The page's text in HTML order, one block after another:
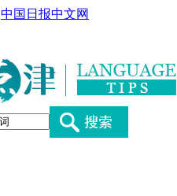
中国日报中文网